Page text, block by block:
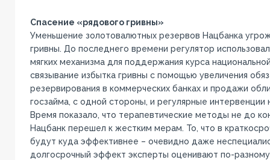
Спасение «рядового гривны»
Уменьшение золотовалютных резервов Нацбанка
гривны. До последнего времени регулятор
мягких механизма для поддержания курса
связывание избытка гривны с помощью увеличения
резервирования в коммерческих банках и продажи
госзайма, с одной стороны, и регулярные интервенции
Время показало, что терапевтические методы не до
Нацбанк перешел к жестким мерам. То, что в
будут куда эффективнее – очевидно даже
долгосрочный эффект эксперты оценивают по-